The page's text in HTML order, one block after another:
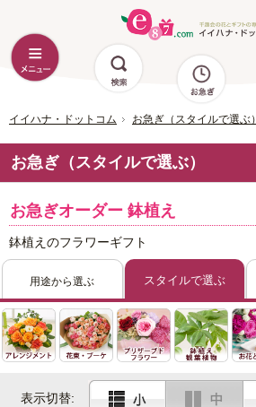
イイハナ・ドットコム お急ぎ（スタイルで選ぶ）
お急ぎ（スタイルで選ぶ）
お急ぎオーダー 鉢植え
鉢植えのフラワーギフト
用途から選ぶ スタイルで選ぶ
表示切替: